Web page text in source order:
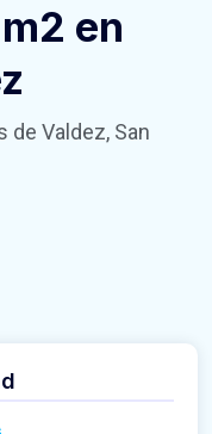
en
de Valdez, San